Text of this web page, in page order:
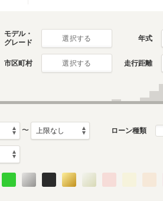
1996年7月～
生産モデル
モデル・
グレード
選択する 年式
市区町村 選択する 走行距離
〜 ローン種類